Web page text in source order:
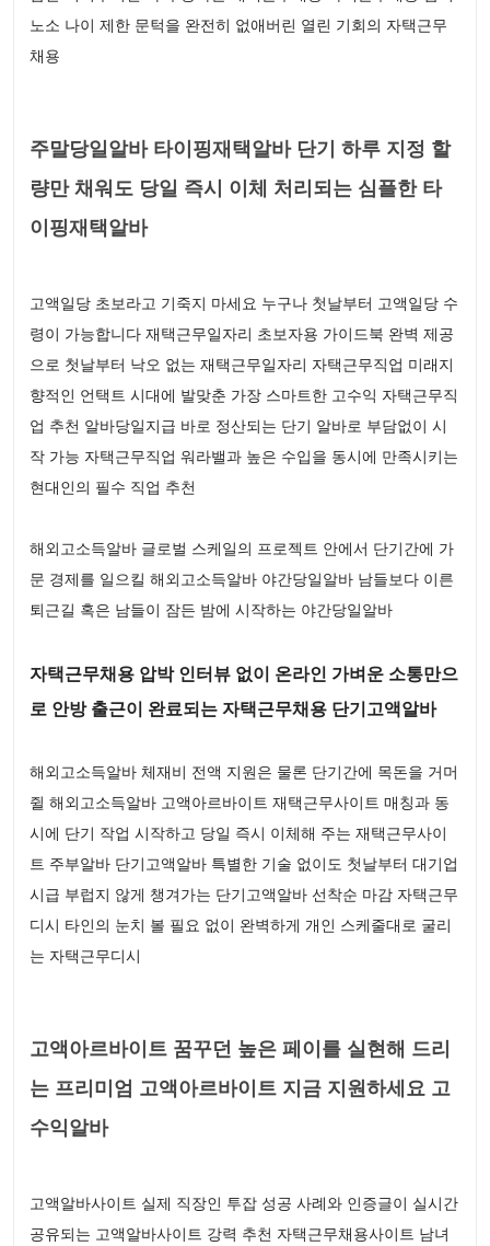
노소 나이 제한 문턱을 완전히 없애버린 열린 기회의 자택근무
채용
주말당일알바 타이핑재택알바 단기 하루 지정 할
량만 채워도 당일 즉시 이체 처리되는 심플한 타
이핑재택알바
고액일당 초보라고 기죽지 마세요 누구나 첫날부터 고액일당 수
령이 가능합니다 재택근무일자리 초보자용 가이드북 완벽 제공
으로 첫날부터 낙오 없는 재택근무일자리 자택근무직업 미래지
향적인 언택트 시대에 발맞춘 가장 스마트한 고수익 자택근무직
업 추천 알바당일지급 바로 정산되는 단기 알바로 부담없이 시
작 가능 자택근무직업 워라밸과 높은 수입을 동시에 만족시키는
현대인의 필수 직업 추천
해외고소득알바 글로벌 스케일의 프로젝트 안에서 단기간에 가
문 경제를 일으킬 해외고소득알바 야간당일알바 남들보다 이른
퇴근길 혹은 남들이 잠든 밤에 시작하는 야간당일알바
자택근무채용 압박 인터뷰 없이 온라인 가벼운 소통만으
로 안방 출근이 완료되는 자택근무채용 단기고액알바
해외고소득알바 체재비 전액 지원은 물론 단기간에 목돈을 거머
쥘 해외고소득알바 고액아르바이트 재택근무사이트 매칭과 동
시에 단기 작업 시작하고 당일 즉시 이체해 주는 재택근무사이
트 주부알바 단기고액알바 특별한 기술 없이도 첫날부터 대기업
시급 부럽지 않게 챙겨가는 단기고액알바 선착순 마감 자택근무
디시 타인의 눈치 볼 필요 없이 완벽하게 개인 스케줄대로 굴리
는 자택근무디시
고액아르바이트 꿈꾸던 높은 페이를 실현해 드리
는 프리미엄 고액아르바이트 지금 지원하세요 고
수익알바
고액알바사이트 실제 직장인 투잡 성공 사례와 인증글이 실시간
공유되는 고액알바사이트 강력 추천 자택근무채용사이트 남녀